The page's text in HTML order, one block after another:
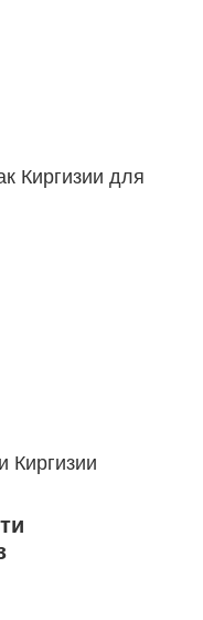
Киргизии для
Киргизии